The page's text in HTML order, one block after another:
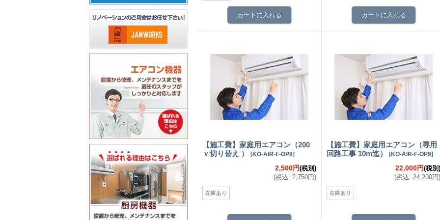
【施工費】家庭用エアコン（200
ｖ切り替え ）
[KO-AIR-F-OP8]
2,500円(税別)
(税込: 2,750円)
在庫あり
【施工費】家庭用エアコン（専用
回路工事 10m迄）
[KO-AIR-F-OP9]
22,000円(税別)
(税込: 24,200円)
在庫あり